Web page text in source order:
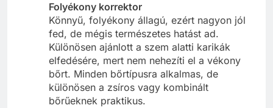
Folyékony korrektor
Könnyű, folyékony állagú, ezért nagyon jól
fed, de mégis természetes hatást ad.
Különösen ajánlott a szem alatti karikák
elfedésére, mert nem nehezíti el a vékony
bőrt. Minden bőrtípusra alkalmas, de
különösen a zsíros vagy kombinált
bőrűeknek praktikus.